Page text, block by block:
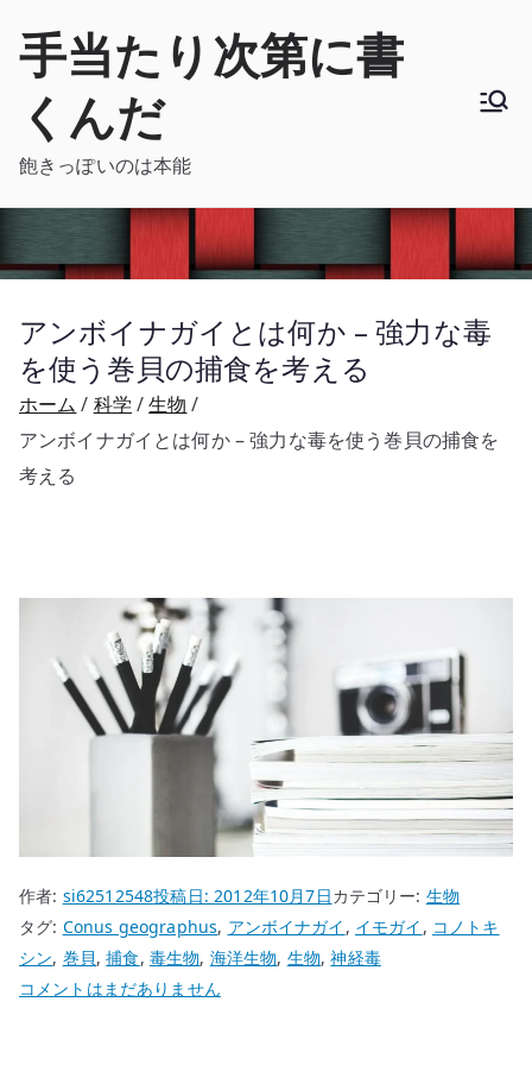
手当たり次第に書
くんだ
飽きっぽいのは本能
アンボイナガイとは何か – 強力な毒
を使う巻貝の捕食を考える
ホーム 科学
生物
アンボイナガイとは何か – 強力な毒を使う巻貝の捕食を
考える
作者: si62512548投稿日:2012年10月7日カテゴリー: 生物
タグ: Conus geographus, アンボイナガイ , イモガイ , コノトキ
シン, 巻貝,捕食, 毒生物, 海洋生物, 生物,神経毒
ア
コメントはまだありません